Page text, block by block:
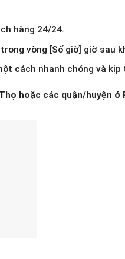
hàng 24/24.
vòng [Số giờ] giờ sau
cách nhanh chóng và kịp
hoặc các quận/huyện